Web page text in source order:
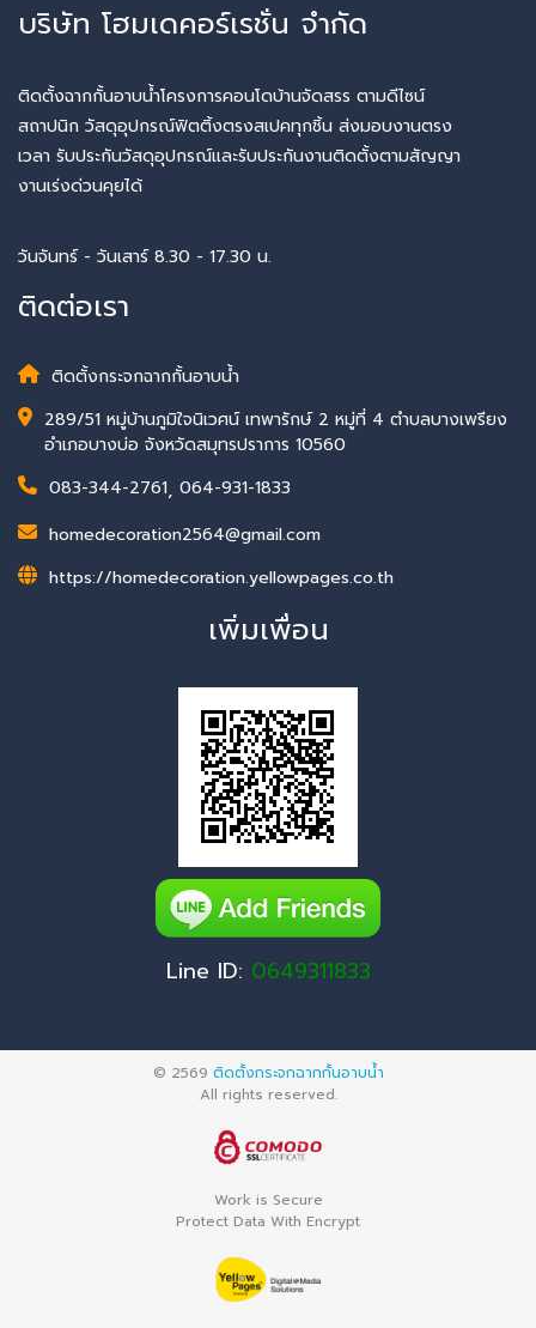
บริษัท โฮมเดคอร์เรชั่น จำกัด
ติดตั้งฉากกั้นอาบน้ำโครงการคอนโดบ้านจัดสรร ตามดีไซน์
สถาปนิก วัสดุอุปกรณ์ฟิตติ้งตรงสเปคทุกชิ้น ส่งมอบงานตรง
เวลา รับประกันวัสดุอุปกรณ์และรับประกันงานติดตั้งตามสัญญา
งานเร่งด่วนคุยได้
วันจันทร์ - วันเสาร์ 8.30 - 17.30 น.
ติดต่อเรา
ติดตั้งกระจกฉากกั้นอาบน้ำ
289/51 หมู่บ้านภูมิใจนิเวศน์ เทพารักษ์ 2 หมู่ที่ 4 ตำบลบางเพรียง
อำเภอบางบ่อ จังหวัดสมุทรปราการ 10560
083-344-2761, 064-931-1833
homedecoration2564@gmail.com
https://homedecoration.yellowpages.co.th
เพิ่มเพื่อน
Line ID: 0649311833
© 2569 ติดตั้งกระจกฉากกั้นอาบน้ำ
All rights reserved.
Work is Secure
Protect Data With Encrypt